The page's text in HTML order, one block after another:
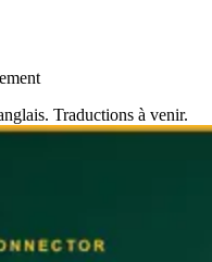
Traductions à venir.